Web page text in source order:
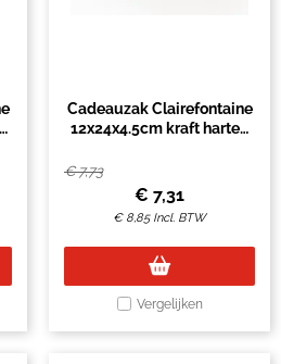
Cadeauzak Clairefontaine
12x24x4.5cm kraft harten
€7,73
€ 7,31
€ 8,85 Incl. BTW
Vergelijken